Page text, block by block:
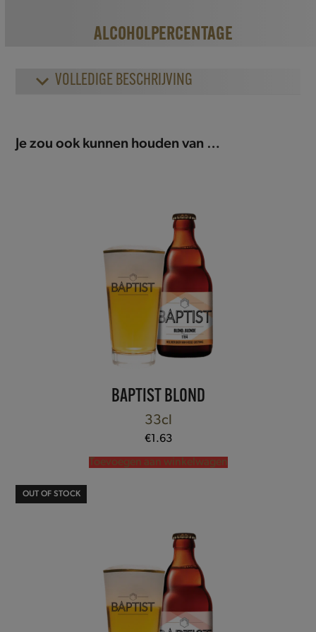
ALCOHOLPERCENTAGE
VOLLEDIGE BESCHRIJVING
Je zou ook kunnen houden van …
BAPTIST BLOND
33cl
€1.63
Toevoegen aan winkelwagen
OUT OF STOCK